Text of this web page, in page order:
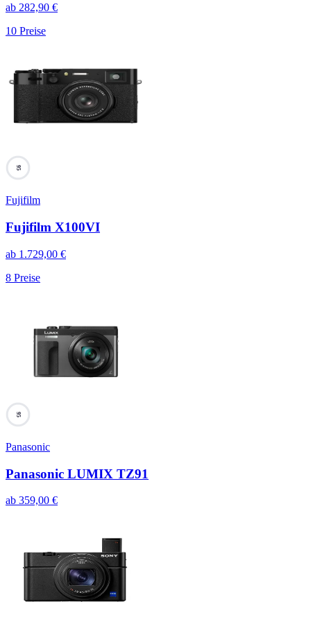
ab 282,90 €
10 Preise
95
Fujifilm
Fujifilm X100VI
ab 1.729,00 €
8 Preise
95
Panasonic
Panasonic LUMIX TZ91
ab 359,00 €